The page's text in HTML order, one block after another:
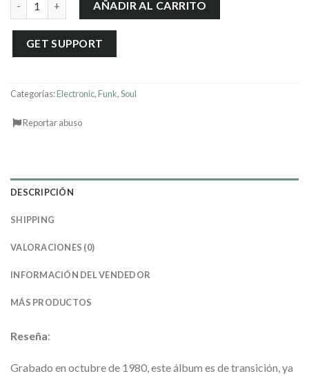
AÑADIR AL CARRITO
GET SUPPORT
Categorías:Electronic,Funk,Soul
Reportar abuso
DESCRIPCIÓN
SHIPPING
VALORACIONES (0)
INFORMACIÓN DEL VENDEDOR
MÁS PRODUCTOS
Reseña:
Grabado en octubre de 1980, este álbum es de transición, ya